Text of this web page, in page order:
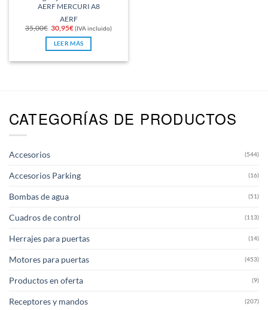
AERF MERCURI A8
AERF
35,00€ El
precio
original
era:
35,00€.
30,95€El
precio
actual
es:
30,95€.
(IVA incluido)
LEER MÁS
CATEGORÍAS DE PRODUCTOS
Accesorios (544)
Accesorios Parking (16)
Bombas de agua (51)
Cuadros de control (113)
Herrajes para puertas (14)
Motores para puertas (453)
Productos en oferta (9)
Receptores y mandos (207)